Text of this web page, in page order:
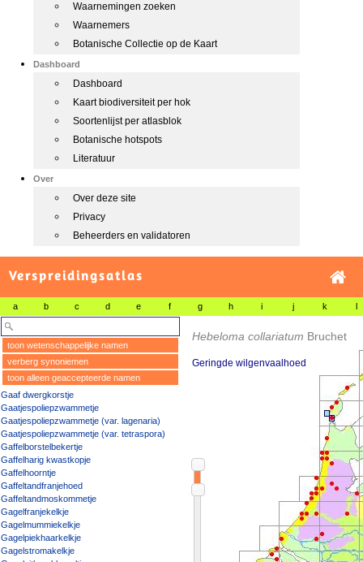
Waarnemingen zoeken
Waarnemers
Botanische Collectie op de Kaart
Dashboard
Dashboard
Kaart biodiversiteit per hok
Soortenlijst per atlasblok
Botanische hotspots
Literatuur
Over
Over deze site
Privacy
Beheerders en validatoren
Verspreidingsatlas
a b c d e f g h i j k l
toon wetenschappelijke namen
verberg synoniemen
toon alleen geaccepteerde namen
Gaaf dwergkorstje
Gaatjespoliepzwammetje
Gaatjespoliepzwammetje (var. lagenaria)
Gaatjespoliepzwammetje (var. tetraspora)
Gaffelborstelbekertje
Gaffelharig kwastkopje
Gaffelhoorntje
Gaffeltandfranjehoed
Gaffeltandmoskommetje
Gagelfranjekelkje
Gagelmummiekelkje
Gagelpiekhaarkelkje
Gagelstromakelkje
Hebeloma collariatum Bruchet
Geringde wilgenvaalhoed